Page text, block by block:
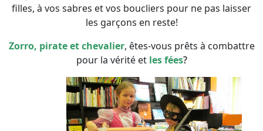
filles, à vos sabres et vos boucliers pour ne pas laisser
les garçons en reste!
Zorro, pirate et chevalier, êtes-vous prêts à combattre
pour la vérité et les fées?